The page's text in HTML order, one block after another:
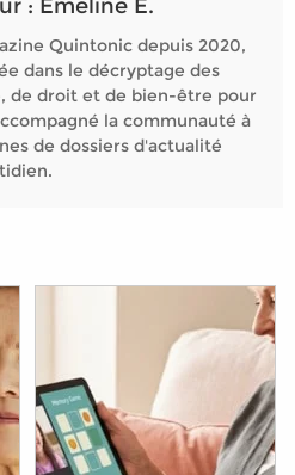
: Emeline E.
Quintonic depuis 2020,
dans le décryptage des
de droit et de bien-être pour
la communauté à
de dossiers d'actualité